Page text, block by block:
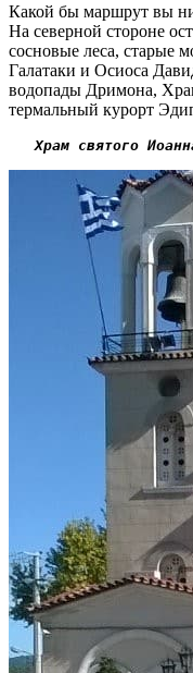
Какой бы маршрут вы
На северной стороне
сосновые леса, старые
Галатаки и Осиоса
водопады Дримона,
термальный курорт
Храм святого